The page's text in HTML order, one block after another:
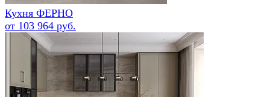
Кухня ФЕРНО
от 103 964 руб.